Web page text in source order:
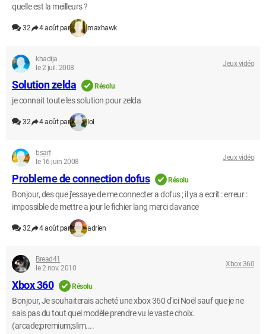
quelle est la meilleurs ?
32 4 août par maxhawk
khadija
le 2 juil. 2008
Jeux vidéo
Solution zelda Résolu
je connait toute les solution pour zelda
32 4 août par lol
bsarf
le 16 juin 2008
Jeux vidéo
Probleme de connection dofus Résolu
Bonjour, des que j'essaye de me connecter a dofus ; il ya a ecrit : erreur :
impossible de mettre a jour le fichier lang merci davance
32 4 août par adrien
Bread41
le 2 nov. 2010
Xbox 360
Xbox 360 Résolu
Bonjour, Je souhaiterais acheté une xbox 360 d'ici Noël sauf que je ne
sais pas du tout quel modèle prendre vu le vaste choix.
(arcade;premium;slim....